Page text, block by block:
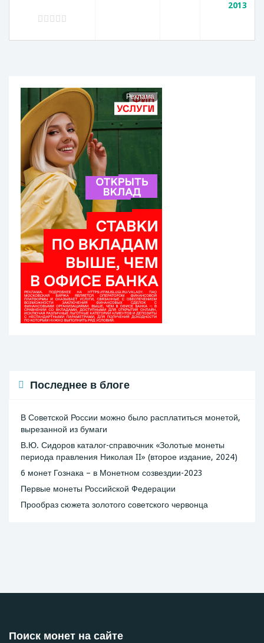
2013
Реклама
Последнее в блоге
В Советской России можно было расплатиться монетой,
вырезанной из бумаги
В.Ю. Сидоров каталог-справочник «Золотые монеты
периода правления Николая II» (второе издание, 2024)
6 монет Гознака – в Монетном созвездии-2023
Первые монеты Российской Федерации
Прообраз сюжета золотого советского червонца
Поиск монет на сайте